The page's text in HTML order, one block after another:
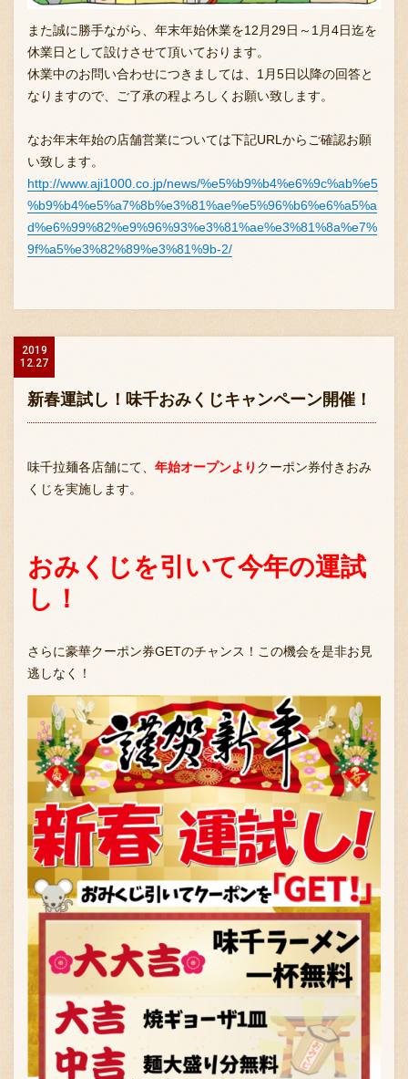
また誠に勝手ながら、年末年始休業を12月29日～1月4日迄を
休業日として設けさせて頂いております。
休業中のお問い合わせにつきましては、1月5日以降の回答と
なりますので、ご了承の程よろしくお願い致します。
なお年末年始の店舗営業については下記URLからご確認お願
い致します。
http://www.aji1000.co.jp/news/%e5%b9%b4%e6%9c%ab%e5
%b9%b4%e5%a7%8b%e3%81%ae%e5%96%b6%e6%a5%a
d%e6%99%82%e9%96%93%e3%81%ae%e3%81%8a%e7%
9f%a5%e3%82%89%e3%81%9b-2/
2019
12.27
新春運試し！味千おみくじキャンペーン開催！
味千拉麺各店舗にて、 年始オープンより クーポン券付きおみ
くじを実施します。
おみくじを引いて今年の運試
し！
さらに豪華クーポン券GETのチャンス！この機会を是非お見
逃しなく！